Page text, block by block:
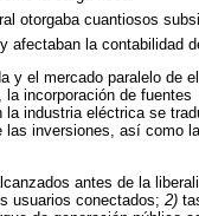
otorgaba cuantiosos
afectaban la contabilidad
y el mercado paralelo de
incorporación de fuentes
la industria eléctrica se
las inversiones, así como la
antes de la
usuarios conectados; 2)